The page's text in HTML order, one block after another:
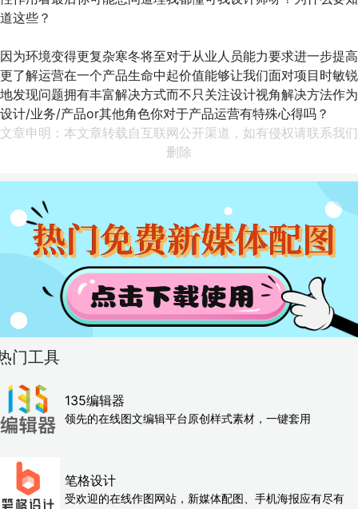
道这些？
因为环境变得更复杂寒冬将至对于从业人员能力要求进一步提高
更了解运营在一个产品生命中起价值能够让我们面对项目时敏锐
地发现问题拥有丰富解决方式而不只关注设计视角解决方法作为
设计/业务/产品or其他角色你对于产品运营有特殊心得吗？
文章申明：本文章转载自互联网公开渠道，如有侵权请联系我们
删除
门工具
135编辑器
领先的在线图文编辑平台原创样式素材，一键套用
笔格设计
受欢迎的在线作图网站，新媒体配图、手机海报应有尽有